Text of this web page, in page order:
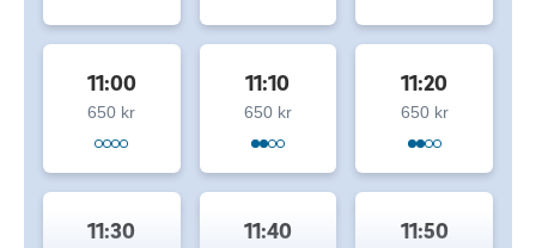
11:00
650 kr
11:10
650 kr
11:20
650 kr
11:30 11:40 11:50